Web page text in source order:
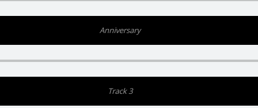
Anniversary
Track 3